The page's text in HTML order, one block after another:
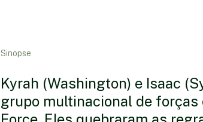
Sinopse
Kyrah (Washington) e Isaac
grupo multinacional de